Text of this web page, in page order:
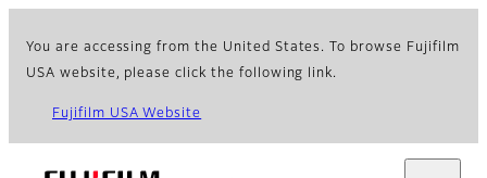
You are accessing from the United States. To browse Fujifilm
USA website, please click the following link.
Fujifilm USA Website